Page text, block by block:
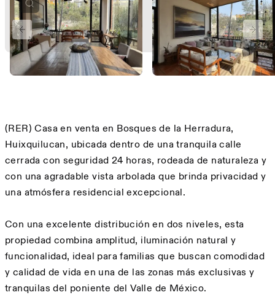
PREVIOUS SLIDE
Descripción
(RER) Casa en venta en Bosques de la Herradura,
Huixquilucan, ubicada dentro de una tranquila calle
cerrada con seguridad 24 horas, rodeada de naturaleza y
con una agradable vista arbolada que brinda privacidad y
una atmósfera residencial excepcional.
Con una excelente distribución en dos niveles, esta
propiedad combina amplitud, iluminación natural y
funcionalidad, ideal para familias que buscan comodidad
y calidad de vida en una de las zonas más exclusivas y
tranquilas del poniente del Valle de México.